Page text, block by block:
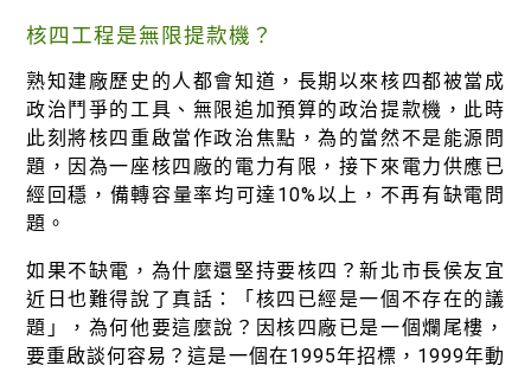
核四工程是無限提款機？
熟知建廠歷史的人都會知道，長期以來核四都被當成
政治鬥爭的工具、無限追加預算的政治提款機，此時
此刻將核四重啟當作政治焦點，為的當然不是能源問
題，因為一座核四廠的電力有限，接下來電力供應已
經回穩，備轉容量率均可達10%以上，不再有缺電問
題。
如果不缺電，為什麼還堅持要核四？新北市長侯友宜
近日也難得說了真話：「核四已經是一個不存在的議
題」，為何他要這麼說？因核四廠已是一個爛尾樓，
要重啟談何容易？這是一個在1995年招標，1999年動